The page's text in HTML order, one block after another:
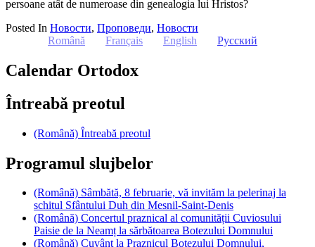
persoane atât de numeroase din genealogia lui Hristos?
Posted In Новости, Проповеди, Новости
Română
Français English Русский
Calendar Ortodox
Întreabă preotul
(Română) Întreabă preotul
Programul slujbelor
(Română) Sâmbătă, 8 februarie, vă invităm la pelerinaj la
schitul Sfântului Duh din Mesnil-Saint-Denis
(Română) Concertul praznical al comunității Cuviosului
Paisie de la Neamț la sărbătoarea Botezului Domnului
(Română) Cuvânt la Praznicul Botezului Domnului,